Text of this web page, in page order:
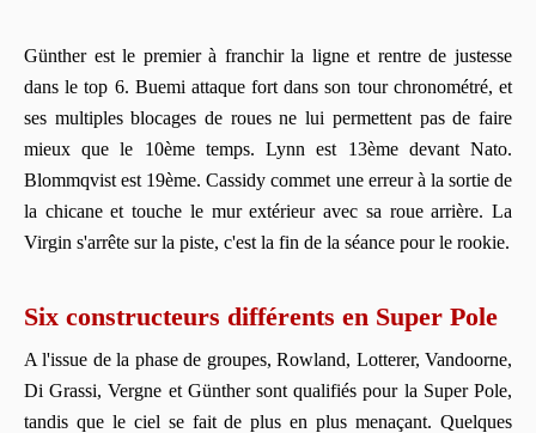
Günther est le premier à franchir la ligne et rentre de justesse
dans le top 6. Buemi attaque fort dans son tour chronométré, et
ses multiples blocages de roues ne lui permettent pas de faire
mieux que le 10ème temps. Lynn est 13ème devant Nato.
Blommqvist est 19ème. Cassidy commet une erreur à la sortie de
la chicane et touche le mur extérieur avec sa roue arrière. La
Virgin s'arrête sur la piste, c'est la fin de la séance pour le rookie.
Six constructeurs différents en Super Pole
A l'issue de la phase de groupes, Rowland, Lotterer, Vandoorne,
Di Grassi, Vergne et Günther sont qualifiés pour la Super Pole,
tandis que le ciel se fait de plus en plus menaçant. Quelques